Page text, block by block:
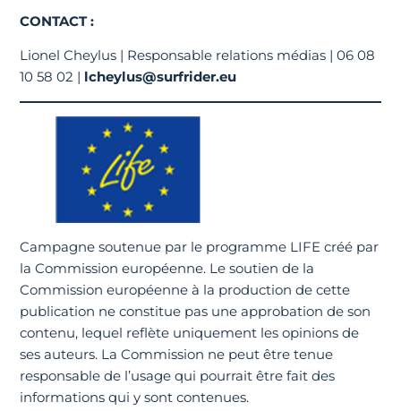
CONTACT :
Lionel Cheylus | Responsable relations médias | 06 08
10 58 02 | lcheylus@surfrider.eu
Campagne soutenue par le programme LIFE créé par
la Commission européenne. Le soutien de la
Commission européenne à la production de cette
publication ne constitue pas une approbation de son
contenu, lequel reflète uniquement les opinions de
ses auteurs. La Commission ne peut être tenue
responsable de l’usage qui pourrait être fait des
informations qui y sont contenues.